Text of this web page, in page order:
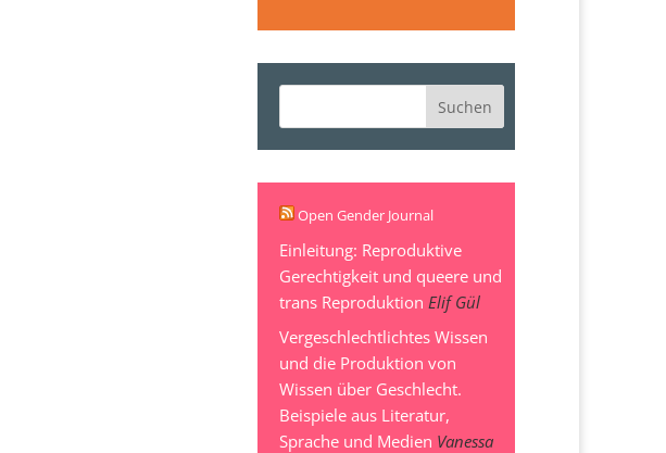
Open Gender Journal
Einleitung: Reproduktive
Gerechtigkeit und queere und
trans Reproduktion Elif Gül
Vergeschlechtlichtes Wissen
und die Produktion von
Wissen über Geschlecht.
Beispiele aus Literatur,
Sprache und Medien Vanessa